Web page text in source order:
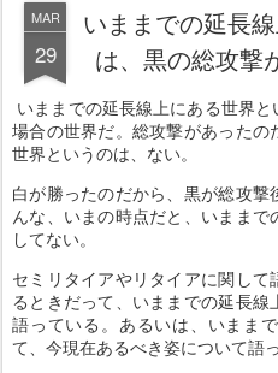
MAR
29
いままでの延長
は、黒の総攻撃
いままでの延長線上にある世界
場合の世界だ。総攻撃があった
世界というのは、ない。
白が勝ったのだから、黒が総攻
んな、いまの時点だと、いまま
してない。
セミリタイアやリタイアに関し
るときだって、いままでの延長
語っている。あるいは、いまま
て、今現在あるべき姿について語